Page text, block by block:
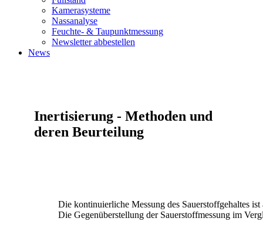
Kamerasysteme
Nassanalyse
Feuchte- & Taupunktmessung
Newsletter abbestellen
News
Inertisierung - Methoden und
deren Beurteilung
Die kontinuierliche Messung des Sauerstoffgehaltes
Die Gegenüberstellung der Sauerstoffmessung im